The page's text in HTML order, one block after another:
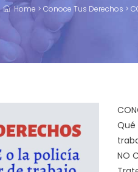
Home > Conoce Tus Derechos >
Qué
NO